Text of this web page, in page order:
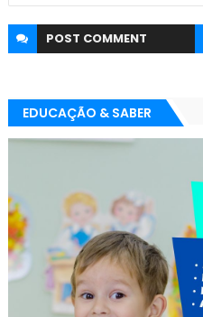
POST COMMENT
EDUCAÇÃO & SABER